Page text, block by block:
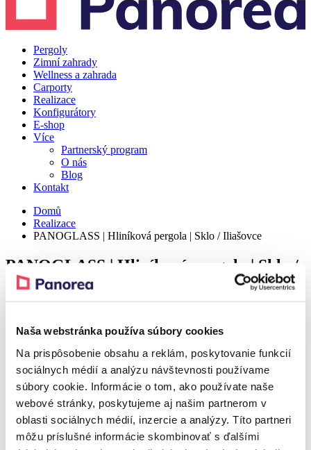
Naša webstránka používa súbory cookies
Na prispôsobenie obsahu a reklám, poskytovanie funkcií
sociálnych médií a analýzu návštevnosti používame
súbory cookie. Informácie o tom, ako používate naše
webové stránky, poskytujeme aj našim partnerom v
oblasti sociálnych médií, inzercie a analýzy. Títo partneri
môžu príslušné informácie skombinovať s ďalšími
Pergoly
Zimní zahrady
Wellness a zahrada
Carporty
Realizace
Konfigurátory
E-shop
Více
Partnerský program
O nás
Blog
Kontakt
Domů
Realizace
PANOGLASS | Hliníková pergola | Sklo / Iliašovce
PANOGLASS | Hliníková pergola | Sklo /
Iliašovce
Produkt z realizace
Sleva 37 %
Hliníková pergola